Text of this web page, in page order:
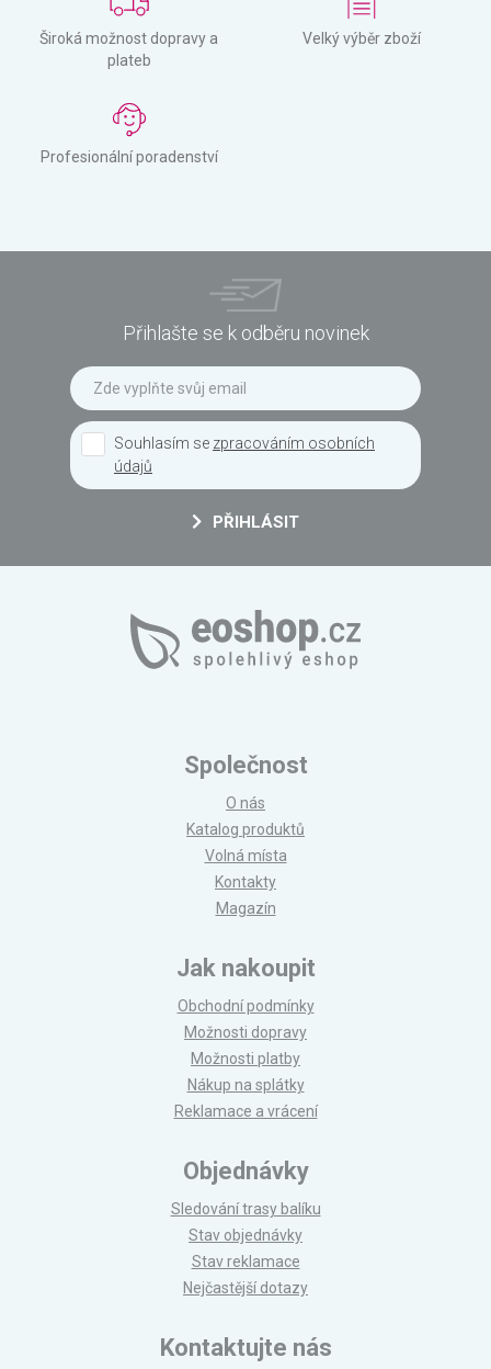
Široká možnost dopravy a
plateb
Velký výběr zboží
Profesionální poradenství
Přihlašte se k odběru novinek
Souhlasím se zpracováním osobních
údajů
PŘIHLÁSIT
Společnost
O nás
Katalog produktů
Volná místa
Kontakty
Magazín
Jak nakoupit
Obchodní podmínky
Možnosti dopravy
Možnosti platby
Nákup na splátky
Reklamace a vrácení
Objednávky
Sledování trasy balíku
Stav objednávky
Stav reklamace
Nejčastější dotazy
Kontaktujte nás